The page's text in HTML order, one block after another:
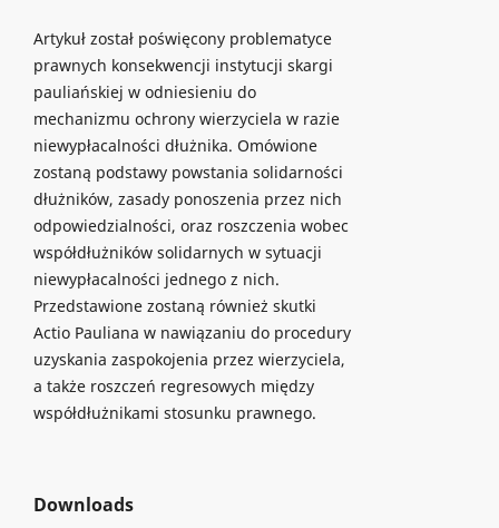
Artykuł został poświęcony problematyce
prawnych konsekwencji instytucji skargi
pauliańskiej w odniesieniu do
mechanizmu ochrony wierzyciela w razie
niewypłacalności dłużnika. Omówione
zostaną podstawy powstania solidarności
dłużników, zasady ponoszenia przez nich
odpowiedzialności, oraz roszczenia wobec
współdłużników solidarnych w sytuacji
niewypłacalności jednego z nich.
Przedstawione zostaną również skutki
Actio Pauliana w nawiązaniu do procedury
uzyskania zaspokojenia przez wierzyciela,
a także roszczeń regresowych między
współdłużnikami stosunku prawnego.
Downloads